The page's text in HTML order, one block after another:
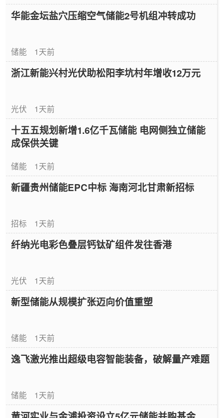
华能金坛盐穴压缩空气储能2号机组冲转成功
储能 1天前
浙江新能兴村光伏助松阳李坑村年增收12万元
光伏 1天前
十五五规划新增1.6亿千瓦储能 电网侧独立储能
成保供关键
储能 1天前
新疆贵州储能EPC中标 海南河北甘肃新招标
招标 1天前
纤纳光电彩色叠层钙钛矿组件发往香港
光伏 1天前
新型储能从规模扩张迈向价值重塑
储能 1天前
逸飞激光推出超级电容智能装备，破解量产难题
储能 1天前